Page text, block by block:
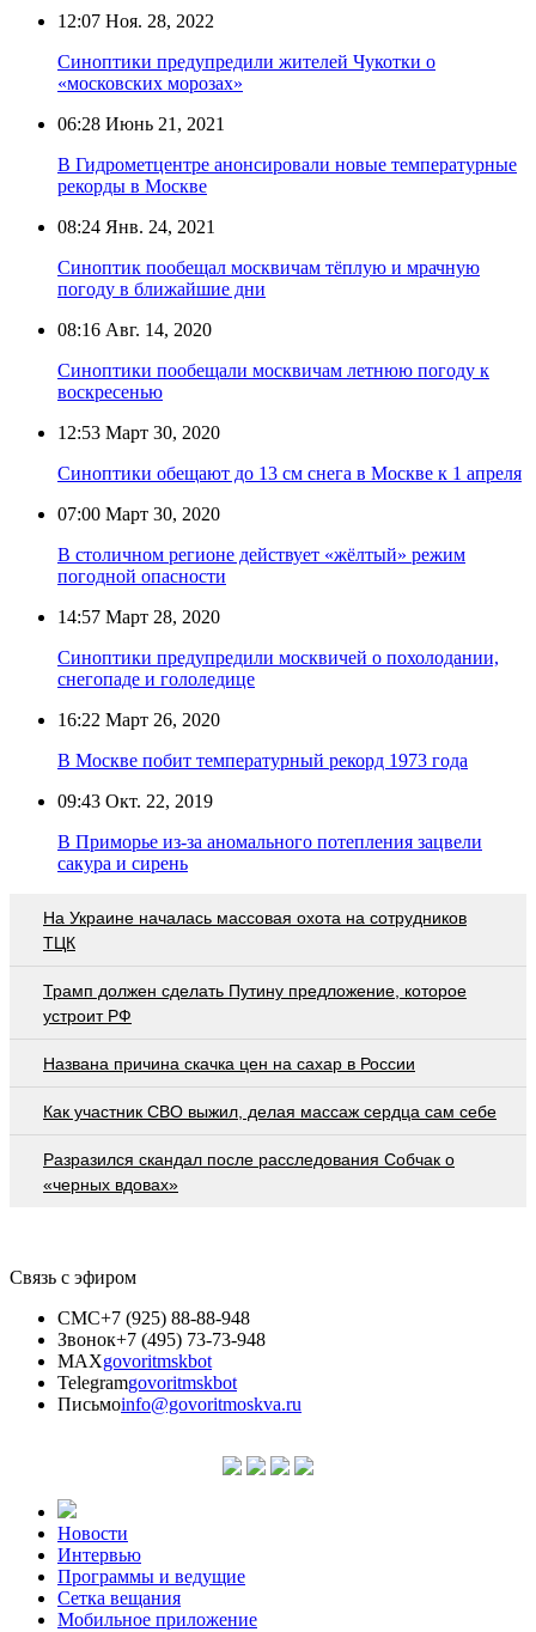
12:07 Ноя. 28, 2022
Синоптики предупредили жителей Чукотки о
«московских морозах»
06:28 Июнь 21, 2021
В Гидрометцентре анонсировали новые температурные
рекорды в Москве
08:24 Янв. 24, 2021
Синоптик пообещал москвичам тёплую и мрачную
погоду в ближайшие дни
08:16 Авг. 14, 2020
Синоптики пообещали москвичам летнюю погоду к
воскресенью
12:53 Март 30, 2020
Синоптики обещают до 13 см снега в Москве к 1 апреля
07:00 Март 30, 2020
В столичном регионе действует «жёлтый» режим
погодной опасности
14:57 Март 28, 2020
Синоптики предупредили москвичей о похолодании,
снегопаде и гололедице
16:22 Март 26, 2020
В Москве побит температурный рекорд 1973 года
09:43 Окт. 22, 2019
В Приморье из-за аномального потепления зацвели
сакура и сирень
На Украине началась массовая охота на сотрудников
ТЦК
Трамп должен сделать Путину предложение, которое
устроит РФ
Названа причина скачка цен на сахар в России
Как участник СВО выжил, делая массаж сердца сам себе
Разразился скандал после расследования Собчак о
«черных вдовах»
Связь с эфиром
СМС+7 (925) 88-88-948
Звонок+7 (495) 73-73-948
MAXgovoritmskbot
Telegramgovoritmskbot
Письмоinfo@govoritmoskva.ru
Новости
Интервью
Программы и ведущие
Сетка вещания
Мобильное приложение